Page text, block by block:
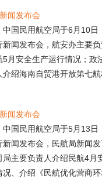
闻发布会
民用航空局于6月10日
新闻发布会，航安办主要
5月安全生产运行情况；政
介绍海南自贸港开放第七
闻发布会
民用航空局于5月13日
新闻发布会，民航局新闻
局主要负责人介绍民航4月
况、介绍《民航优化营商